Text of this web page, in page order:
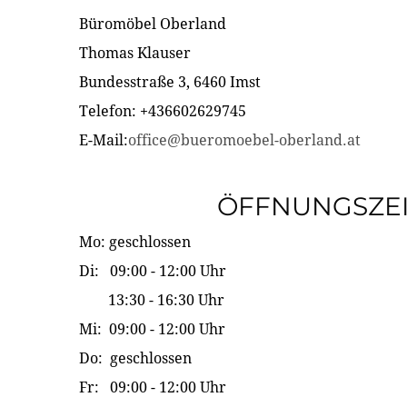
Büromöbel Oberland
Thomas Klauser
Bundesstraße 3, 6460 Imst
Telefon: +436602629745
E-Mail:office@bueromoebel-oberland.at
Mo: geschlossen
Di: 09:00 - 12:00 Uhr
13:30 - 16:30 Uhr
Mi: 09:00 - 12:00 Uhr
Do: geschlossen
Fr: 09:00 - 12:00 Uhr